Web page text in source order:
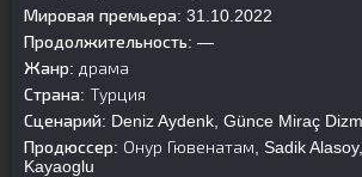
Мировая премьера: 31.10.2022
Продолжительность: —
Жанр: драма
Страна: Турция
Сценарий: Deniz Aydenk, Günce Miraç
Продюссер: Онур Гювенатам, Sadik
Kayaoglu